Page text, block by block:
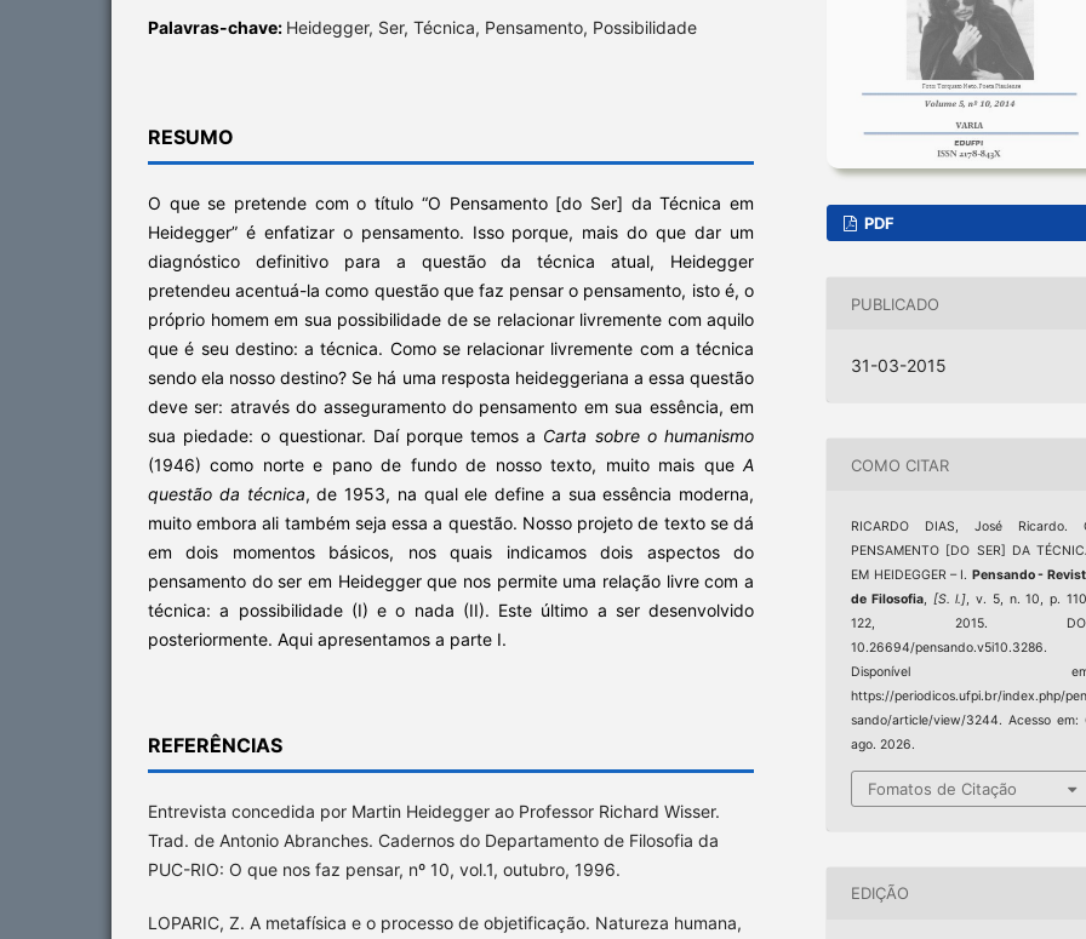
Palavras-chave: Heidegger, Ser, Técnica, Pensamento, Possibilidade
RESUMO
O que se pretende com o título “O Pensamento [do Ser] da Técnica em
Heidegger” é enfatizar o pensamento. Isso porque, mais do que dar um
diagnóstico definitivo para a questão da técnica atual, Heidegger
pretendeu acentuá-la como questão que faz pensar o pensamento, isto é, o
próprio homem em sua possibilidade de se relacionar livremente com aquilo
que é seu destino: a técnica. Como se relacionar livremente com a técnica
sendo ela nosso destino? Se há uma resposta heideggeriana a essa questão
deve ser: através do asseguramento do pensamento em sua essência, em
sua piedade: o questionar. Daí porque temos a Carta sobre o humanismo
(1946) como norte e pano de fundo de nosso texto, muito mais que A
questão da técnica, de 1953, na qual ele define a sua essência moderna,
muito embora ali também seja essa a questão. Nosso projeto de texto se dá
em dois momentos básicos, nos quais indicamos dois aspectos do
pensamento do ser em Heidegger que nos permite uma relação livre com a
técnica: a possibilidade (I) e o nada (II). Este último a ser desenvolvido
posteriormente. Aqui apresentamos a parte I.
REFERÊNCIAS
Entrevista concedida por Martin Heidegger ao Professor Richard Wisser.
Trad. de Antonio Abranches. Cadernos do Departamento de Filosofia da
PUC-RIO: O que nos faz pensar, nº 10, vol.1, outubro, 1996.
LOPARIC, Z. A metafísica e o processo de objetificação. Natureza humana,
PDF
PUBLICADO
31-03-2015
COMO CITAR
RICARDO DIAS, José Ricardo.
PENSAMENTO [DO SER] DA
EM HEIDEGGER – I. Pensando -
de Filosofia, [S. l.], v. 5, n. 10, p.
122, 2015.
10.26694/pensando.v5i10.3286.
Disponível
https://periodicos.ufpi.br/index.php/
sando/article/view/3244. Acesso em:
ago. 2026.
Fomatos de Citação
EDIÇÃO